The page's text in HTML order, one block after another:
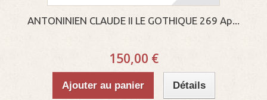
ANTONINIEN CLAUDE II LE GOTHIQUE 269 Ap...
150,00 €
Ajouter au panier Détails